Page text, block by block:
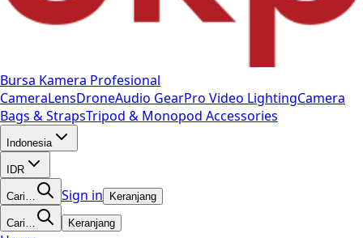
Bursa Kamera Profesional
CameraLensDroneAudio GearPro Video LightingCamera
Bags & StrapsTripod & Monopod Accessories
Indonesia
IDR
Cari… Sign in Keranjang
Cari… Keranjang